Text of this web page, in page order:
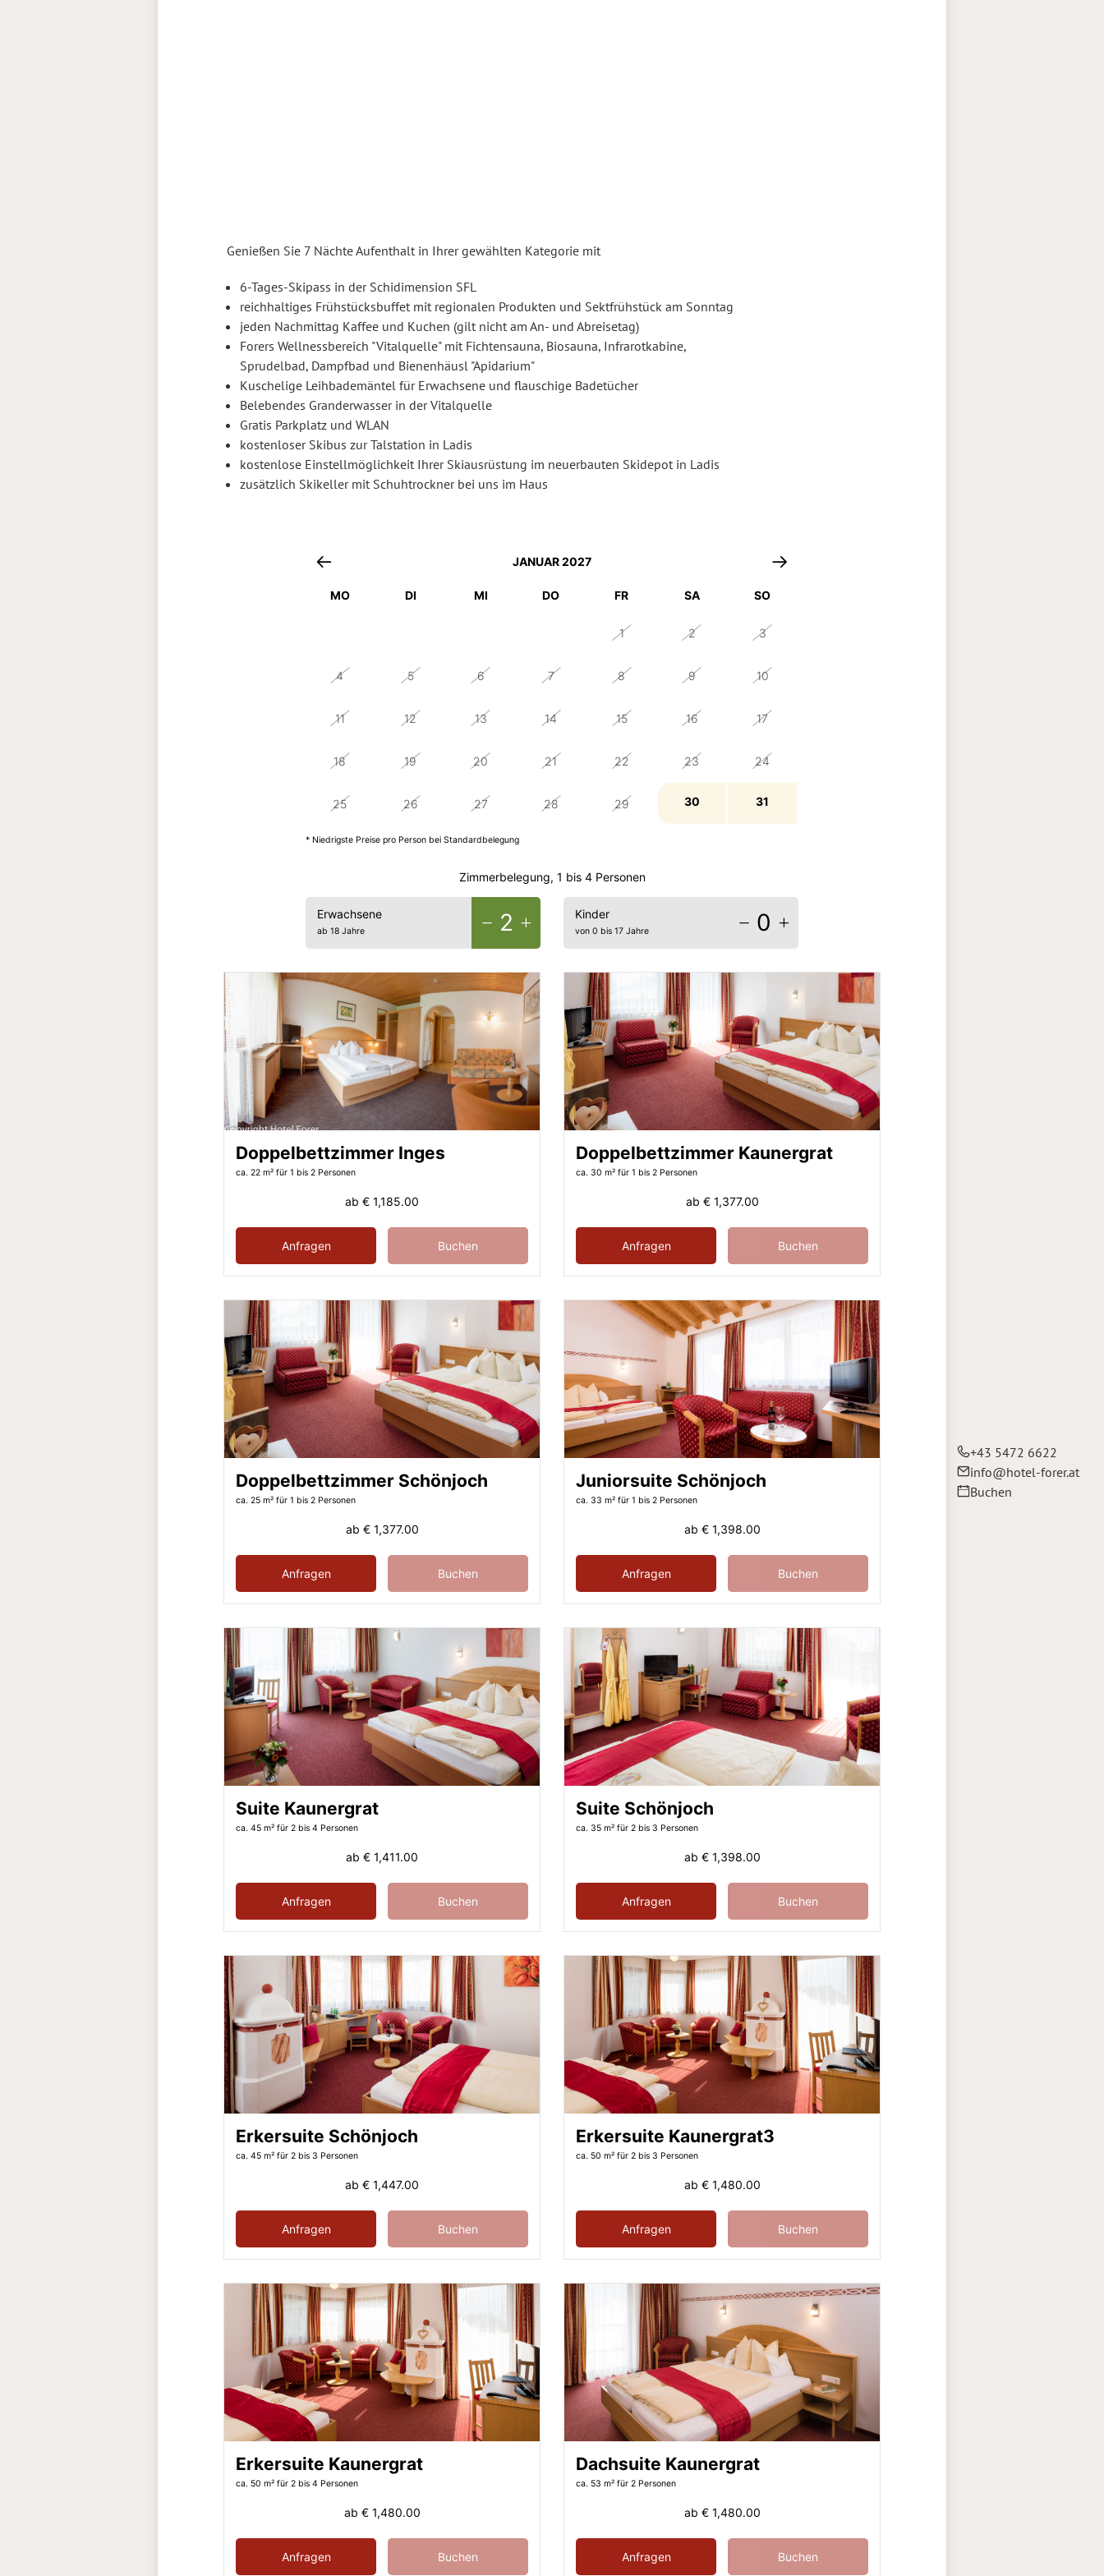
Genießen Sie 7 Nächte Aufenthalt in Ihrer gewählten Kategorie mit
6-Tages-Skipass in der Schidimension SFL
reichhaltiges Frühstücksbuffet mit regionalen Produkten und Sektfrühstück am Sonntag
jeden Nachmittag Kaffee und Kuchen (gilt nicht am An- und Abreisetag)
Forers Wellnessbereich "Vitalquelle" mit Fichtensauna, Biosauna, Infrarotkabine,
Sprudelbad, Dampfbad und Bienenhäusl "Apidarium"
Kuschelige Leihbademäntel für Erwachsene und flauschige Badetücher
Belebendes Granderwasser in der Vitalquelle
Gratis Parkplatz und WLAN
kostenloser Skibus zur Talstation in Ladis
kostenlose Einstellmöglichkeit Ihrer Skiausrüstung im neuerbauten Skidepot in Ladis
zusätzlich Skikeller mit Schuhtrockner bei uns im Haus
JANUAR 2027
MO DI MI DO FR SA SO
1 2 3
4 5 6 7 8 9 10
11 12 13 14 15 16 17
18 19 20 21 22 23 24
25 26 27 28 29 30 31
* Niedrigste Preise pro Person bei Standardbelegung
Zimmerbelegung, 1 bis 4 Personen
Erwachsene
ab 18 Jahre 2 Kinder
von 0 bis 17 Jahre 0
Doppelbettzimmer Inges
ca. 22 m² für 1 bis 2 Personen
ab € 1,185.00
Anfragen Buchen
Doppelbettzimmer Kaunergrat
ca. 30 m² für 1 bis 2 Personen
ab € 1,377.00
Anfragen Buchen
Doppelbettzimmer Schönjoch
ca. 25 m² für 1 bis 2 Personen
ab € 1,377.00
Anfragen Buchen
Juniorsuite Schönjoch
ca. 33 m² für 1 bis 2 Personen
ab € 1,398.00
Anfragen Buchen
Suite Kaunergrat
ca. 45 m² für 2 bis 4 Personen
ab € 1,411.00
Anfragen Buchen
Suite Schönjoch
ca. 35 m² für 2 bis 3 Personen
ab € 1,398.00
Anfragen Buchen
Erkersuite Schönjoch
ca. 45 m² für 2 bis 3 Personen
ab € 1,447.00
Anfragen Buchen
Erkersuite Kaunergrat3
ca. 50 m² für 2 bis 3 Personen
ab € 1,480.00
Anfragen Buchen
Erkersuite Kaunergrat
ca. 50 m² für 2 bis 4 Personen
ab € 1,480.00
Anfragen Buchen
Dachsuite Kaunergrat
ca. 53 m² für 2 Personen
ab € 1,480.00
Anfragen Buchen
+43 5472 6622
info@hotel-forer.at
Buchen